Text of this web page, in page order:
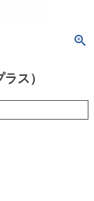
ス）